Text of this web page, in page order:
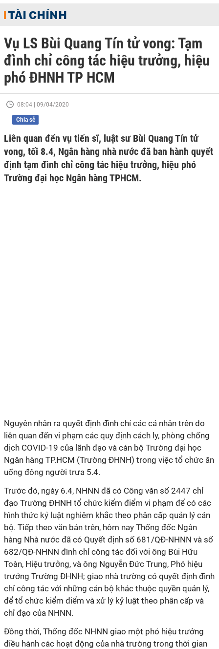
TÀI CHÍNH
Vụ LS Bùi Quang Tín tử vong: Tạm
đình chỉ công tác hiệu trưởng, hiệu
phó ĐHNH TP HCM
08:04 | 09/04/2020
Chia sẻ
Liên quan đến vụ tiến sĩ, luật sư Bùi Quang Tín tử
vong, tối 8.4, Ngân hàng nhà nước đã ban hành quyết
định tạm đình chỉ công tác hiệu trưởng, hiệu phó
Trường đại học Ngân hàng TPHCM.
Nguyên nhân ra quyết định đình chỉ các cá nhân trên do
liên quan đến vi phạm các quy định cách ly, phòng chống
dịch COVID-19 của lãnh đạo và cán bộ Trường đại học
Ngân hàng TP.HCM (Trường ĐHNH) trong việc tổ chức ăn
uống đông người trưa 5.4.
Trước đó, ngày 6.4, NHNN đã có Công văn số 2447 chỉ
đạo Trường ĐHNH tổ chức kiểm điểm vi phạm để có các
hình thức kỷ luật nghiêm khắc theo phân cấp quản lý cán
bộ. Tiếp theo văn bản trên, hôm nay Thống đốc Ngân
hàng Nhà nước đã có Quyết định số 681/QĐ-NHNN và số
682/QĐ-NHNN đình chỉ công tác đối với ông Bùi Hữu
Toàn, Hiệu trưởng, và ông Nguyễn Đức Trung, Phó hiệu
trưởng Trường ĐHNH; giao nhà trường có quyết định đình
chỉ công tác với những cán bộ khác thuộc quyền quản lý,
để tổ chức kiểm điểm và xử lý kỷ luật theo phân cấp và
chỉ đạo của NHNN.
Đồng thời, Thống đốc NHNN giao một phó hiệu trưởng
điều hành các hoạt động của nhà trường trong thời gian